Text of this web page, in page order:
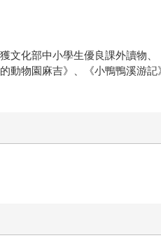
文化部中小學生優良課外讀物
動物園麻吉》、《小鴨鴨溪游